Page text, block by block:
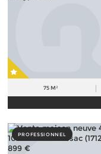
75 M²
PROFESSIONNEL